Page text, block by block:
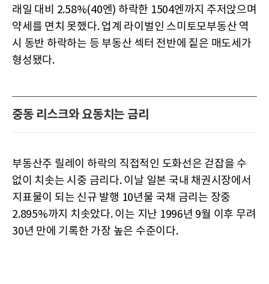
래일 대비 2.58%(40엔) 하락한 1504엔까지 주저앉으며
약세를 면치 못했다. 업계 라이벌인 스미토모부동산 역
시 동반 하락하는 등 부동산 섹터 전반에 짙은 매도세가
형성됐다.
중동 리스크와 요동치는 금리
부동산주 릴레이 하락의 직접적인 도화선은 걷잡을 수
없이 치솟는 시중 금리다. 이날 일본 국내 채권시장에서
지표물이 되는 신규 발행 10년물 국채 금리는 장중
2.895%까지 치솟았다. 이는 지난 1996년 9월 이후 무려
30년 만에 기록한 가장 높은 수준이다.